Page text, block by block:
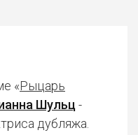
«Рыцарь
Шульц -
дубляжа.